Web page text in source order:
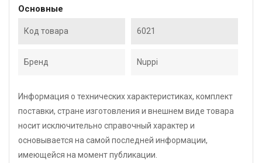
Основные
Код товара 6021
Бренд Nuppi
Информация о технических характеристиках, комплект
поставки, стране изготовления и внешнем виде товара
носит исключительно справочный характер и
основывается на самой последней информации,
имеющейся на момент публикации.